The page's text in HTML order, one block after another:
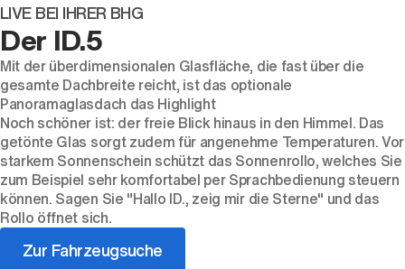
LIVE BEI IHRER BHG
Der ID.5
Mit der überdimensionalen Glasfläche, die fast über die
gesamte Dachbreite reicht, ist das optionale
Panoramaglasdach das Highlight
Noch schöner ist: der freie Blick hinaus in den Himmel. Das
getönte Glas sorgt zudem für angenehme Temperaturen. Vor
starkem Sonnenschein schützt das Sonnenrollo, welches Sie
zum Beispiel sehr komfortabel per Sprachbedienung steuern
können. Sagen Sie "Hallo ID., zeig mir die Sterne" und das
Rollo öffnet sich.
Zur Fahrzeugsuche